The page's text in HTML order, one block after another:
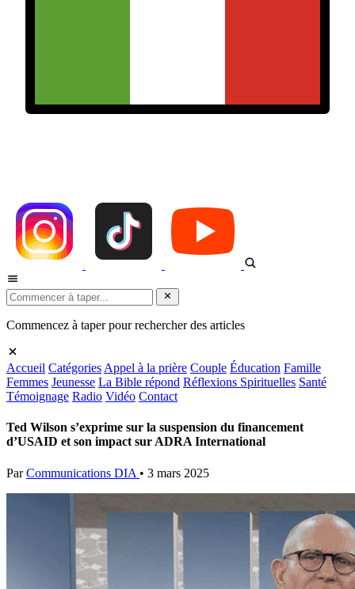
Commencez à taper pour rechercher des articles
Accueil Catégories Appel à la prière Couple Éducation Famille
Femmes Jeunesse La Bible répond Réflexions Spirituelles Santé
Témoignage Radio Vidéo Contact
Ted Wilson s’exprime sur la suspension du financement
d’USAID et son impact sur ADRA International
Par Communications DIA • 3 mars 2025